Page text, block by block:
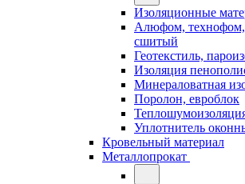
Изоляционные
Алюфом, технофом,
сшитый
Геотекстиль,
Изоляция
Минераловатная
Поролон, евроблок
Уплотнитель
Кровельный материал
Металлопрокат